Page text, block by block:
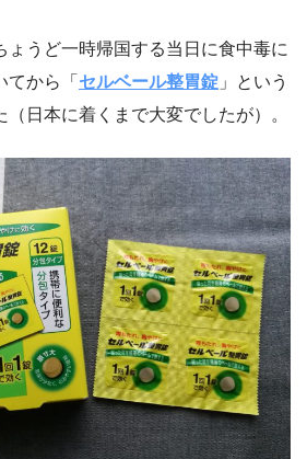
ょうど一時帰国する当日に食中毒に
てから「 セルベール整胃錠 」という
日本に着くまで大変でしたが）。